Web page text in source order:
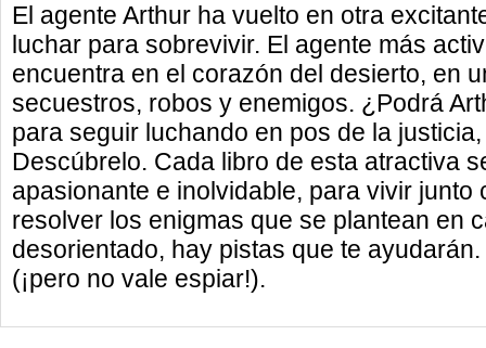
El agente Arthur ha vuelto en otra
luchar para sobrevivir. El agente más
encuentra en el corazón del desierto, en
secuestros, robos y enemigos. ¿Podrá
para seguir luchando en pos de la
Descúbrelo. Cada libro de esta atractiva
apasionante e inolvidable, para vivir junto
resolver los enigmas que se plantean en
desorientado, hay pistas que te
(¡pero no vale espiar!).